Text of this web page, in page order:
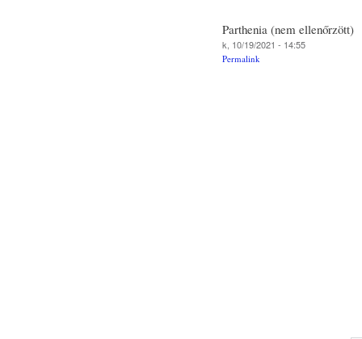
Parthenia (nem ellenőrzött)
k, 10/19/2021 - 14:55
Permalink